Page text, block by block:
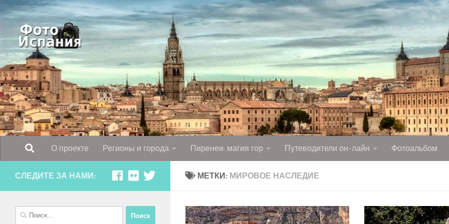
Skip to content
О проекте Регионы и города Пиренеи: магия гор Путеводители он-лайн Фотоальбом
МЕТКИ: МИРОВОЕ НАСЛЕДИЕ
СЛЕДИТЕ ЗА НАМИ:
Найти: